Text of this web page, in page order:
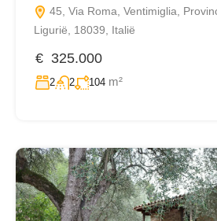
45, Via Roma, Ventimiglia,
Ligurië, 18039, Italië
€ 325.000
2 2 104 m²